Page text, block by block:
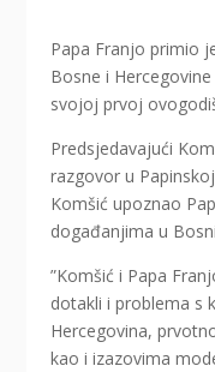
Papa Franjo primio
Bosne i
svojoj prvoj
Predsjedavajući
razgovor u
Komšić upoznao
događanjima u
”Komšić i Papa
dotakli i problema s
Hercegovina,
kao i izazovima